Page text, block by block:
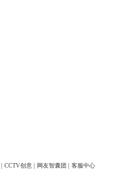
CCTV创意 网友智囊团 客服中心